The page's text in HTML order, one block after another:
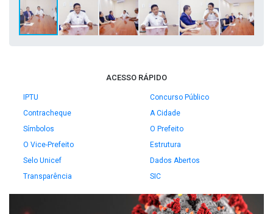
ACESSO RÁPIDO
IPTU
Concurso Público
Contracheque
A Cidade
Símbolos
O Prefeito
O Vice-Prefeito
Estrutura
Selo Unicef
Dados Abertos
Transparência
SIC